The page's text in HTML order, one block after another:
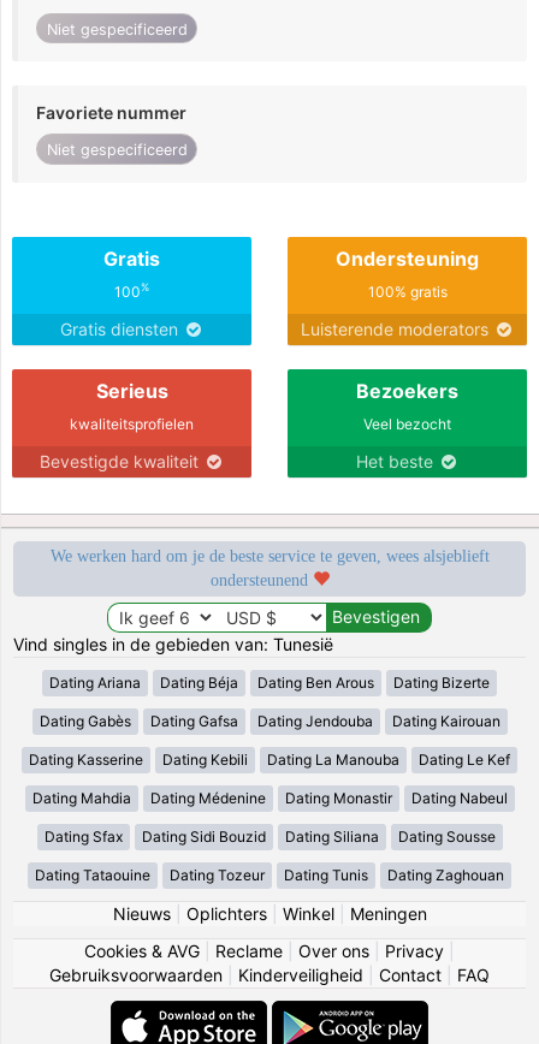
Niet gespecificeerd
Favoriete nummer
Niet gespecificeerd
Gratis
100%
Gratis diensten
Ondersteuning
100% gratis
Luisterende moderators
Serieus
kwaliteitsprofielen
Bevestigde kwaliteit
Bezoekers
Veel bezocht
Het beste
We werken hard om je de beste service te geven, wees alsjeblieft
ondersteunend
Vind singles in de gebieden van: Tunesië
Dating Ariana Dating Béja Dating Ben Arous Dating Bizerte
Dating Gabès Dating Gafsa Dating Jendouba Dating Kairouan
Dating Kasserine Dating Kebili Dating La Manouba Dating Le Kef
Dating Mahdia Dating Médenine Dating Monastir Dating Nabeul
Dating Sfax Dating Sidi Bouzid Dating Siliana Dating Sousse
Dating Tataouine Dating Tozeur Dating Tunis Dating Zaghouan
Nieuws| Oplichters| Winkel| Meningen
Cookies & AVG
Reclame Over ons Privacy
Gebruiksvoorwaarden
Kinderveiligheid Contact FAQ